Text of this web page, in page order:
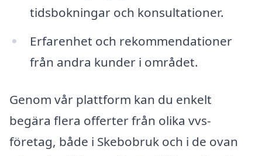
tidsbokningar och konsultationer.
Erfarenhet och rekommendationer
från andra kunder i området.
Genom vår plattform kan du enkelt
begära flera offerter från olika vvs-
företag, både i Skebobruk och i de ovan